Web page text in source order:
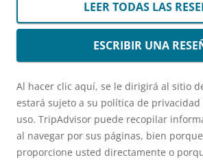
LEER TODAS LAS
ESCRIBIR UNA
Al hacer clic aquí, se le dirigirá al sitio
estará sujeto a su política de
uso. TripAdvisor puede recopilar
al navegar por sus páginas, bien
proporcione usted directamente o